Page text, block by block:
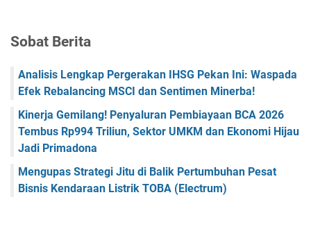
Sobat Berita
Analisis Lengkap Pergerakan IHSG Pekan Ini: Waspada
Efek Rebalancing MSCI dan Sentimen Minerba!
Kinerja Gemilang! Penyaluran Pembiayaan BCA 2026
Tembus Rp994 Triliun, Sektor UMKM dan Ekonomi Hijau
Jadi Primadona
Mengupas Strategi Jitu di Balik Pertumbuhan Pesat
Bisnis Kendaraan Listrik TOBA (Electrum)